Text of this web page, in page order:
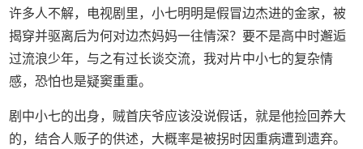
许多人不解，电视剧里，小七明明是假冒边杰进的金家，被
揭穿并驱离后为何对边杰妈妈一往情深？要不是高中时邂逅
过流浪少年，与之有过长谈交流，我对片中小七的复杂情
感，恐怕也是疑窦重重。
剧中小七的出身，贼首庆爷应该没说假话，就是他捡回养大
的，结合人贩子的供述，大概率是被拐时因重病遭到遗弃。